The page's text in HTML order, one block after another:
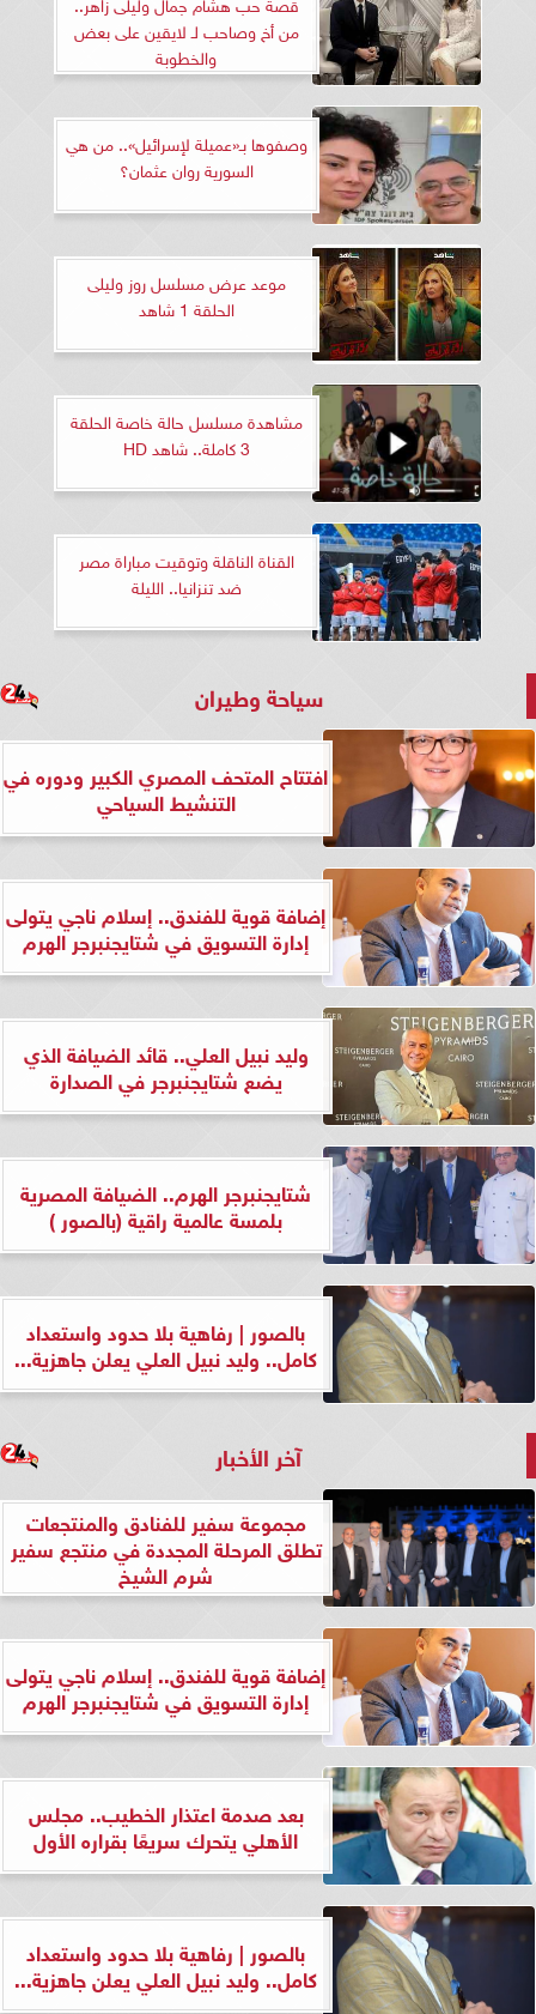
من أخ وصاحب لـ لايقين على بعض
والخطوبة
وصفوها بـ«عميلة لإسرائيل».. من هي
السورية روان عثمان؟
موعد عرض مسلسل روز وليلى
الحلقة 1 شاهد
مشاهدة مسلسل حالة خاصة الحلقة
3 كاملة.. شاهد HD
القناة الناقلة وتوقيت مباراة مصر
ضد تنزانيا.. الليلة
سياحة وطيران
افتتاح المتحف المصري الكبير ودوره في
التنشيط السياحي
إضافة قوية للفندق.. إسلام ناجي يتولى
إدارة التسويق في شتايجنبرجر الهرم
وليد نبيل العلي.. قائد الضيافة الذي
يضع شتايجنبرجر في الصدارة
شتايجنبرجر الهرم.. الضيافة المصرية
بلمسة عالمية راقية (بالصور )
بالصور | رفاهية بلا حدود واستعداد
كامل.. وليد نبيل العلي يعلن جاهزية...
آخر الأخبار
مجموعة سفير للفنادق والمنتجعات
تطلق المرحلة المجددة في منتجع سفير
شرم الشيخ
إضافة قوية للفندق.. إسلام ناجي يتولى
إدارة التسويق في شتايجنبرجر الهرم
بعد صدمة اعتذار الخطيب.. مجلس
الأهلي يتحرك سريعًا بقراره الأول
بالصور | رفاهية بلا حدود واستعداد
كامل.. وليد نبيل العلي يعلن جاهزية...